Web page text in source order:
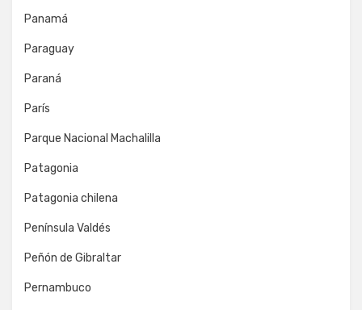
Panamá
Paraguay
Paraná
París
Parque Nacional Machalilla
Patagonia
Patagonia chilena
Península Valdés
Peñón de Gibraltar
Pernambuco